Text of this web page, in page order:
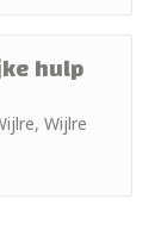
hulp
Wijlre